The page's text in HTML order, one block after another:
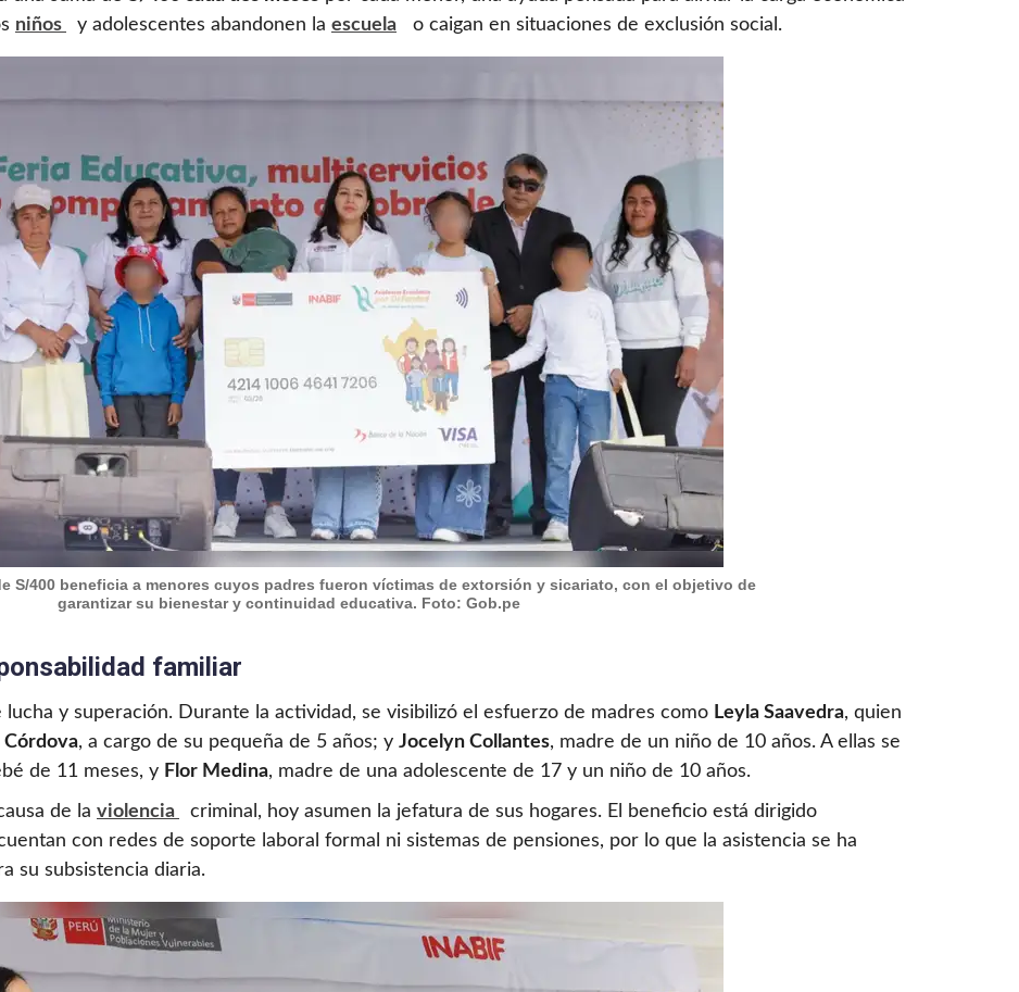
niños y adolescentes abandonen la escuela o caigan en situaciones de exclusión social.
S/400 beneficia a menores cuyos padres fueron víctimas de extorsión y sicariato, con el objetivo de
garantizar su bienestar y continuidad educativa. Foto: Gob.pe
familiar
y superación. Durante la actividad, se visibilizó el esfuerzo de madres como Leyla Saavedra, quien
Córdova, a cargo de su pequeña de 5 años; y Jocelyn Collantes, madre de un niño de 10 años. A ellas se
de 11 meses, y Flor Medina, madre de una adolescente de 17 y un niño de 10 años.
de la violencia
criminal, hoy asumen la jefatura de sus hogares. El beneficio está dirigido
con redes de soporte laboral formal ni sistemas de pensiones, por lo que la asistencia se ha
su subsistencia diaria.